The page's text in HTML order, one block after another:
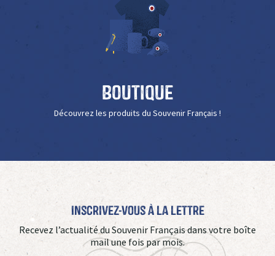
Boutique
Découvrez les produits du Souvenir Français !
Inscrivez-vous à La Lettre
Recevez l’actualité du Souvenir Français dans votre boîte
mail une fois par mois.